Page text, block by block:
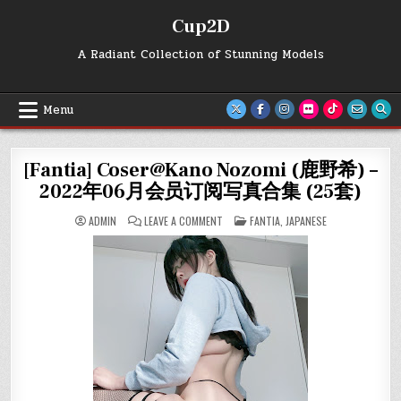
Cup2D
A Radiant Collection of Stunning Models
Menu
[Fantia] Coser@Kano Nozomi (鹿野希) –
2022年06月会员订阅写真合集 (25套)
ADMIN LEAVE A COMMENTON
[FANTIA]
COSER@KANO
NOZOMI
(鹿
野
希)
–
2022
年
06
月
会
员
订
阅
写
POSTED
IN
FANTIA, JAPANESE